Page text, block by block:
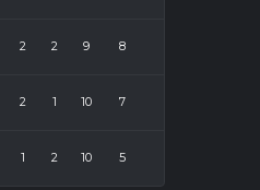
2 2 9 8
2 1 10 7
1 2 10 5